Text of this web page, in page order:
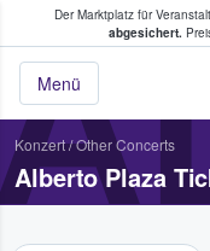
Der Marktplatz für
abgesichert.
Menü
Tickets
Konzert/Other Concerts
Alberto Plaza